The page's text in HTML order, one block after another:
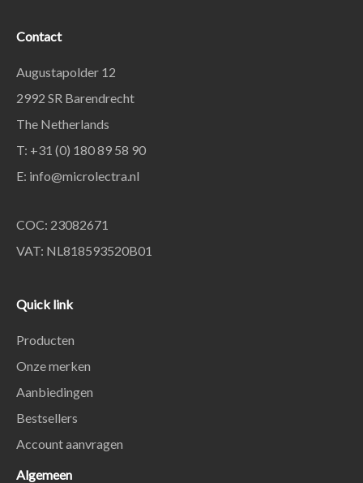
Contact
Augustapolder 12
2992 SR Barendrecht
The Netherlands
T: +31 (0) 180 89 58 90
E: info@microlectra.nl
COC: 23082671
VAT: NL818593520B01
Quick link
Producten
Onze merken
Aanbiedingen
Bestsellers
Account aanvragen
Algemeen